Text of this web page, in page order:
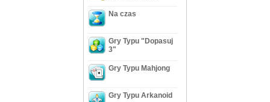
Na czas
Gry Typu "Dopasuj
3"
Gry Typu Mahjong
Gry Typu Arkanoid